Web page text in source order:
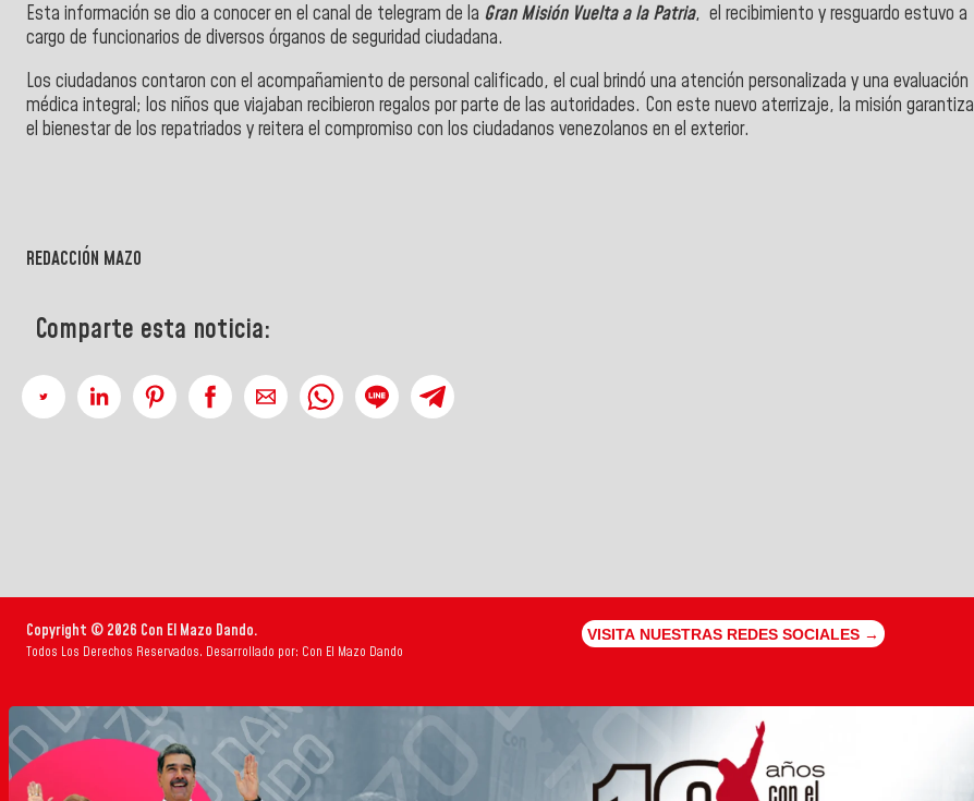
Esta información se dio a conocer en el canal de telegram de la Gran Misión Vuelta a la Patria, el recibimiento y resguardo estuvo a
cargo de funcionarios de diversos órganos de seguridad ciudadana.
Los ciudadanos contaron con el acompañamiento de personal calificado, el cual brindó una atención personalizada y una evaluación
médica integral; los niños que viajaban recibieron regalos por parte de las autoridades. Con este nuevo aterrizaje, la misión garantiza
el bienestar de los repatriados y reitera el compromiso con los ciudadanos venezolanos en el exterior.
REDACCIÓN MAZO
Comparte esta noticia:
Copyright © 2026 Con El Mazo Dando.
Todos Los Derechos Reservados. Desarrollado por: Con El Mazo Dando
VISITA NUESTRAS REDES SOCIALES →